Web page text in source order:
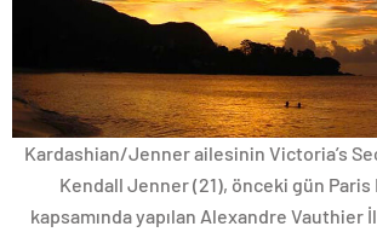
Kardashian/Jenner ailesinin Victoria’s
Kendall Jenner (21), önceki gün Paris
kapsamında yapılan Alexandre Vauthier